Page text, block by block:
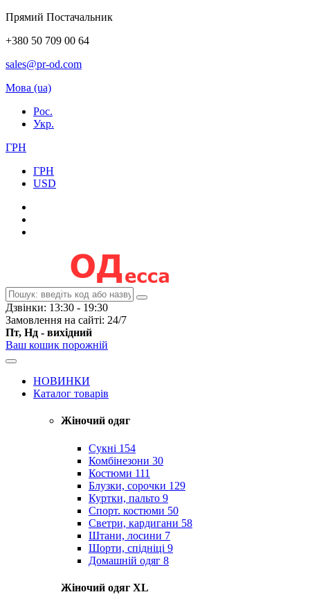
Прямий Постачальник
+380 50 709 00 64
sales@pr-od.com
Мова (ua)
Рос.
Укр.
ГРН
ГРН
USD
Дзвінки: 13:30 - 19:30
Замовлення на сайті: 24/7
Пт, Нд - вихідний
Ваш кошик порожній
НОВИНКИ
Каталог товарів
Жіночий одяг
Сукні 154
Комбінезони 30
Костюми 111
Блузки, сорочки 129
Куртки, пальто 9
Спорт. костюми 50
Светри, кардигани 58
Штани, лосини 7
Шорти, спідніці 9
Домашній одяг 8
Жіночий одяг XL